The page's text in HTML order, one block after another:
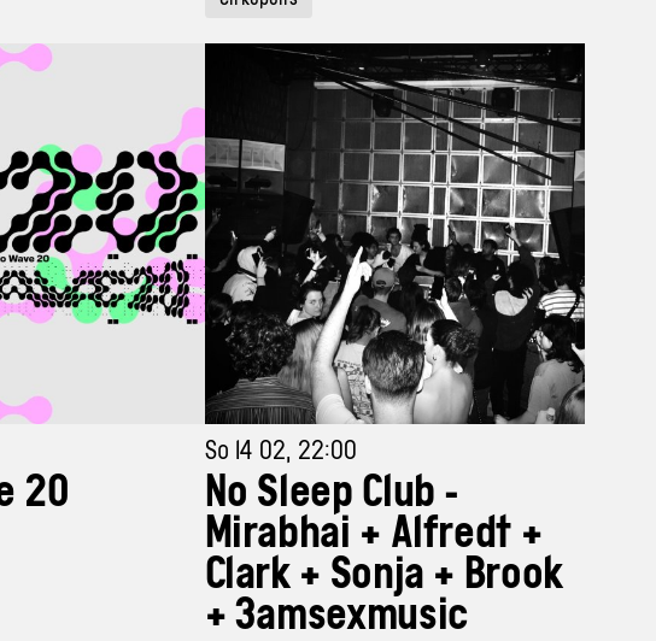
20
So 14 02, 22:00
No Sleep Club -
Mirabhai + Alfredt +
Clark + Sonja + Brook
+ 3amsexmusic